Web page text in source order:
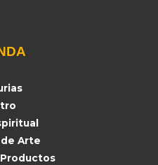
Arte